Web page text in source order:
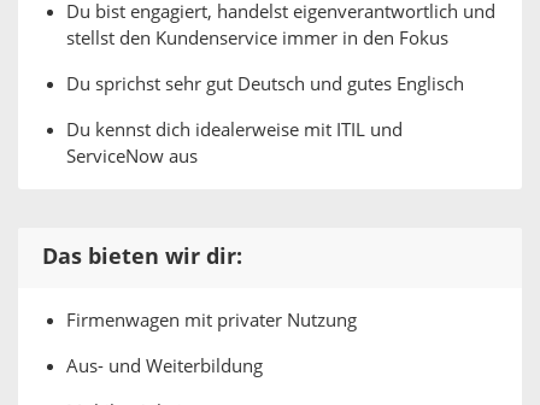
Du bist engagiert, handelst eigenverantwortlich und
stellst den Kundenservice immer in den Fokus
Du sprichst sehr gut Deutsch und gutes Englisch
Du kennst dich idealerweise mit ITIL und
ServiceNow aus
Das bieten wir dir:
Firmenwagen mit privater Nutzung
Aus- und Weiterbildung